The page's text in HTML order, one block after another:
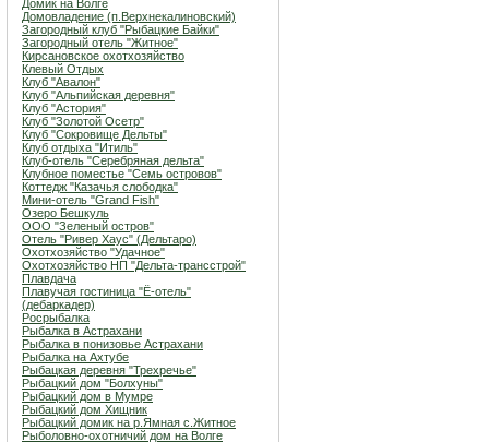
Домик на Волге
Домовладение (п.Верхнекалиновский)
Загородный клуб "Рыбацкие Байки"
Загородный отель "Житное"
Кирсановское охотхозяйство
Клевый Отдых
Клуб "Авалон"
Клуб "Альпийская деревня"
Клуб "Астория"
Клуб "Золотой Осетр"
Клуб "Сокровище Дельты"
Клуб отдыха "Итиль"
Клуб-отель "Серебряная дельта"
Клубное поместье "Семь островов"
Коттедж "Казачья слободка"
Мини-отель "Grand Fish"
Озеро Бешкуль
ООО "Зеленый остров"
Отель "Ривер Хаус" (Дельтаро)
Охотхозяйство "Удачное"
Охотхозяйство НП "Дельта-трансстрой"
Плавдача
Плавучая гостиница "Ё-отель"
(дебаркадер)
Росрыбалка
Рыбалка в Астрахани
Рыбалка в понизовье Астрахани
Рыбалка на Ахтубе
Рыбацкая деревня "Трехречье"
Рыбацкий дом "Болхуны"
Рыбацкий дом в Мумре
Рыбацкий дом Хищник
Рыбацкий домик на р.Ямная с.Житное
Рыболовно-охотничий дом на Волге